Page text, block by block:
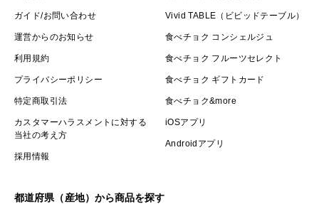
ガイド/お問い合わせ
運営からのお知らせ
利用規約
プライバシーポリシー
特定商取引法
カスタマーハラスメントに対する
当社の考え方
採用情報
Vivid TABLE（ビビッドテーブル）
食べチョク コンシェルジュ
食べチョク フルーツセレクト
食べチョク ギフトカード
食べチョク&more
iOSアプリ
Androidアプリ
都道府県（産地）から商品を探す